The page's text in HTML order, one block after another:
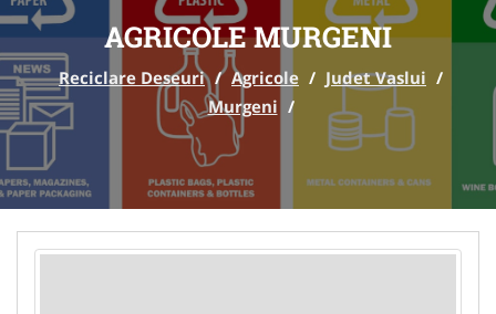
AGRICOLE MURGENI
Reciclare Deseuri / Agricole / Judet Vaslui /
Murgeni /